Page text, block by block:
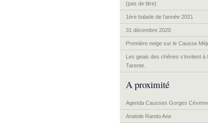
(pas de titre)
1ère balade de l’année 2021
31 décembre 2020
Première neige sur le Causse
Les geais des chênes s’invitent à
Tarente.
A proximité
Agenda Causses Gorges
Anatole Rando Ane